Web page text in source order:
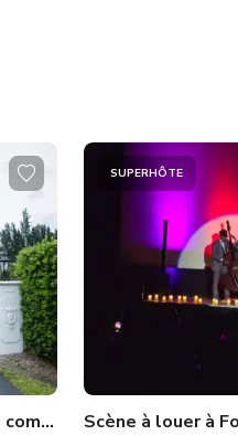
comté de Broward
SUPERHÔTE
Scène à louer à